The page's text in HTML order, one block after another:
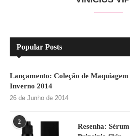
Popular Posts
Lançamento: Coleção de
Inverno 2014
26 de Junho de 2014
2
Resenha: